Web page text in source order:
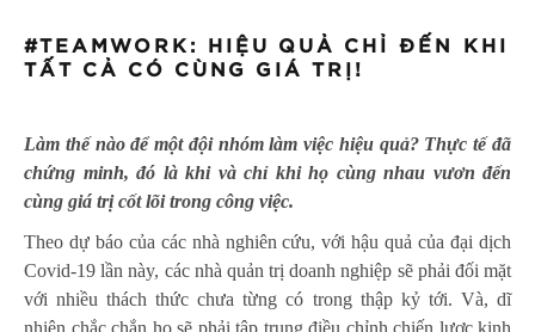
#TEAMWORK: HIỆU QUẢ CHỈ ĐẾN KHI
TẤT CẢ CÓ CÙNG GIÁ TRỊ!
Làm thế nào để một đội nhóm làm việc hiệu quả? Thực tế đã
chứng minh, đó là khi và chỉ khi họ cùng nhau vươn đến
cùng giá trị cốt lõi trong công việc.
Theo dự báo của các nhà nghiên cứu, với hậu quả của đại dịch
Covid-19 lần này, các nhà quản trị doanh nghiệp sẽ phải đối mặt
với nhiều thách thức chưa từng có trong thập kỷ tới. Và, dĩ
nhiên chắc chắn họ sẽ phải tập trung điều chỉnh chiến lược kinh